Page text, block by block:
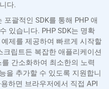
다.
괄적인 SDK를 통해 PHP 애
있습니다. PHP SDK는 명확
제를 제공하여 빠르게 시작할
립트든 복잡한 애플리케이션
간소화하여 최소한의 노력
을 추가할 수 있도록 지원합니
하면 브라우저에서 직접 API